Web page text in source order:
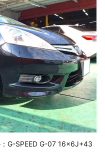
G-SPEED G-07 16×6J+43